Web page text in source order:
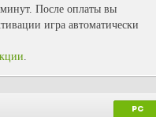
минут. После оплаты вы
игра автоматически
.
PC